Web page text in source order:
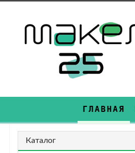
ГЛАВНАЯ
Каталог